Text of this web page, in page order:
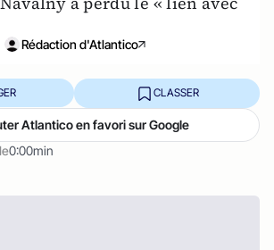
Rédaction d'Atlantico
0:00min
CLASSER
Atlantico en favori sur Google